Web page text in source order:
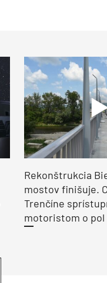
Rekonštrukcia
mostov finišuje.
Trenčíne
motoristom o pol